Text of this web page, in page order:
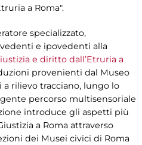
a Roma".
specializzato,
e ipovedenti alla
e diritto dall’Etruria a
provenienti dal Museo
a rilievo tracciano, lungo lo
percorso multisensoriale
introduce gli aspetti più
a Roma attraverso
dei Musei civici di Roma